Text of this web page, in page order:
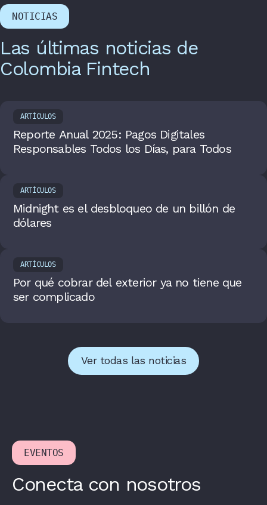
NOTICIAS
Las últimas noticias de
Colombia Fintech
ARTÍCULOS
Reporte Anual 2025: Pagos Digitales
Responsables Todos los Días, para Todos
ARTÍCULOS
Midnight es el desbloqueo de un billón de
dólares
ARTÍCULOS
Por qué cobrar del exterior ya no tiene que
ser complicado
Ver todas las noticias
EVENTOS
Conecta con nosotros